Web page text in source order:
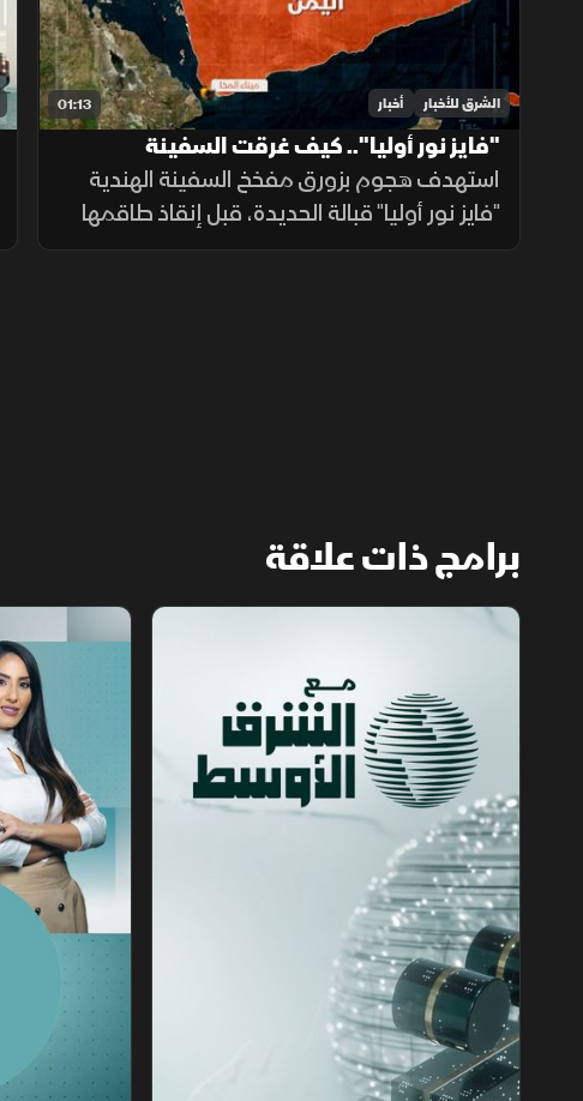
01:13 الشرق للأخبار أخبار
"فايز نور أوليا".. كيف غرقت السفينة
الهندية؟
استهدف هجوم بزورق مفخخ السفينة الهندية
"فايز نور أوليا" قبالة الحديدة، قبل إنقاذ طاقمها
ونقلهم إلى ميناء المخا، في تصعيد جديد يزيد
برامج ذات علاقة
مع الشرق الأوسط الخبر الآخر